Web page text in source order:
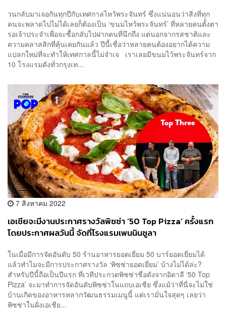
วนกลับมาเจอกันทุกปีกับเทศกาลไหว้พระจันทร์ ซึ่งแน่นอนว่าสิ่งที่ทุก
คนจะพลาดไปไม่ได้เลยก็ต้องเป็น ‘ขนมไหว้พระจันทร์’ ที่หลายคนตั้งตา
รอเจ้าประจำเพื่อจะซื้อกลับไปฝากคนที่นึกถึง แต่นอกจากรสชาติและ
ความคลาสสิกที่คุ้นเคยกันแล้ว ปีนี้เชื่อว่าหลายคนต้องอยากได้ความ
แปลกใหม่ที่จะทำให้เทศกาลนี้ไม่จำเจ เราเลยมีขนมไว้พระจันทร์จาก
10 โรงแรมดังทั่วกรุงเท...
7 สิงหาคม 2022
เอเชียจะมีงานประกาศรางวัลพิซซ่า ‘50 Top Pizza’ ครั้งแรก
โดยประกาศผลวันนี้ จัดที่โรงแรมเพนนินซูลา
ในเมื่อมีการจัดอันดับ 50 ร้านอาหารยอดเยี่ยม 50 บาร์ยอดเยี่ยมได้
แล้วทำไมจะมีการประกาศรางวัล ‘พิซซ่ายอดเยี่ยม’ บ้างไม่ได้ล่ะ?
สำหรับปีนี้ถือเป็นปีแรก ที่เวทีประกวดพิซซ่าชื่อดังจากอิตาลี ‘50 Top
Pizza’ จะมาทำการจัดอันดับพิซซ่าในแถบเอเชีย ซึ่งแม้ว่าที่นี่จะไม่ใช่
บ้านเกิดของอาหารหลากวัฒนธรรมเมนูนี้ แต่เรามั่นใจสุดๆ เลยว่า
พิซซ่าในฝั่งเอเชีย...